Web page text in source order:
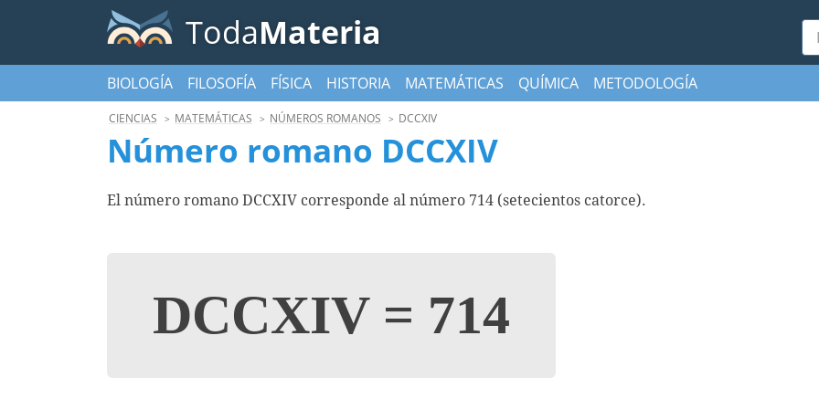
TodaMateria
BIOLOGÍA FILOSOFÍA FÍSICA HISTORIA MATEMÁTICAS QUÍMICA METODOLOGÍA
CIENCIAS MATEMÁTICAS NÚMEROS ROMANOS DCCXIV
Número romano DCCXIV
El número romano DCCXIV corresponde al número 714 (setecientos catorce).
DCCXIV = 714